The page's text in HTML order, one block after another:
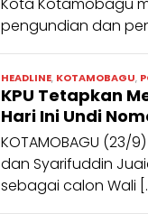
pengundian dan
HEADLINE, KOTAMOBAGU,
KPU Tetapkan
Hari Ini Undi
KOTAMOBAGU (23/
dan Syarifuddin
sebagai calon Wali